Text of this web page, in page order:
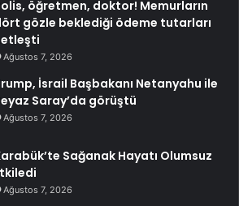
öğretmen, doktor! Memurların
gözle beklediği ödeme tutarları
Ağustos 7, 2026
İsrail Başbakanı Netanyahu ile
Saray’da görüştü
Ağustos 7, 2026
Sağanak Hayatı Olumsuz
Ağustos 7, 2026